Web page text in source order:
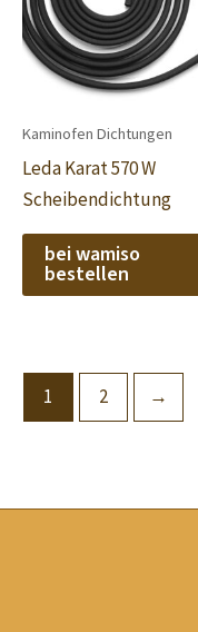
Kaminofen Dichtungen
Leda Karat 570 W
Scheibendichtung
bei wamiso
bestellen
1 2 →